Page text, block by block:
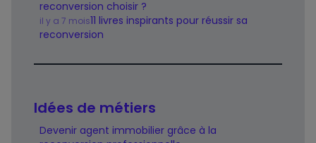
reconversion choisir ?
il y a 7 mois11 livres inspirants pour réussir sa
reconversion
Idées de métiers
Devenir agent immobilier grâce à la